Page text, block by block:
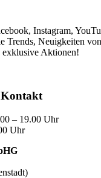
Instagram,
Trends, Neuigkeiten von
exklusive Aktionen!
Kontakt
– 19.00 Uhr
Uhr